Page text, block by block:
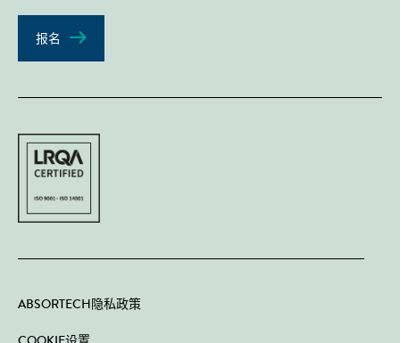
报名
ABSORTECH隐私政策